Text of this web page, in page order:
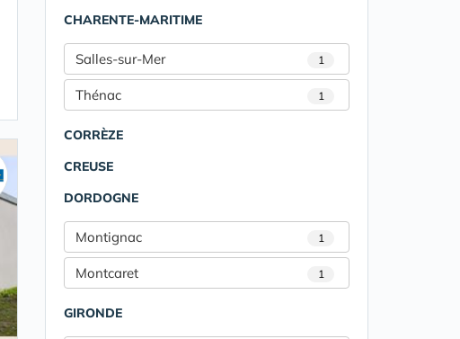
CHARENTE-MARITIME
Salles-sur-Mer 1
Thénac 1
CORRÈZE
CREUSE
DORDOGNE
Montignac 1
Montcaret 1
GIRONDE